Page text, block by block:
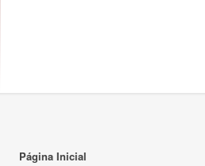
Página Inicial